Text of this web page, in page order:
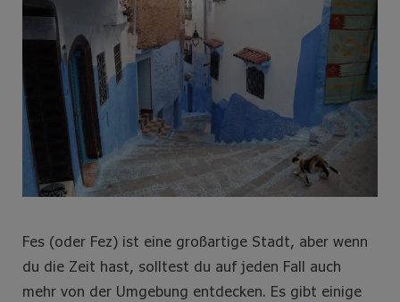
r
a
m
e
t
Fes (oder Fez) ist eine großartige Stadt, aber wenn
du die Zeit hast, solltest du auf jeden Fall auch
mehr von der Umgebung entdecken. Es gibt einige